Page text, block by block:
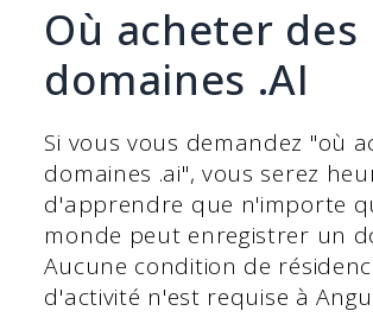
Où acheter des
domaines .AI
Si vous vous demandez "où
domaines .ai", vous serez
d'apprendre que n'importe
monde peut enregistrer un
Aucune condition de
d'activité n'est requise à